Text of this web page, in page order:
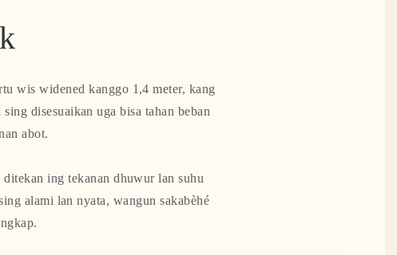
wis widened kanggo 1,4 meter, kang
disesuaikan uga bisa tahan beban
abot.
ing tekanan dhuwur lan suhu
alami lan nyata, wangun sakabèhé